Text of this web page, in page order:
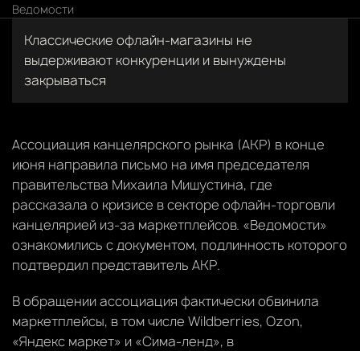
Ведомости
Классические офлайн-магазины не
выдерживают конкуренции и вынуждены
закрываться
Ассоциация канцелярского рынка (АКР) в конце
июня направила письмо на имя председателя
правительства Михаила Мишустина, где
рассказала о кризисе в секторе офлайн-торговли
канцелярией из-за маркетплейсов. «Ведомости»
ознакомились с документом, подлинность которого
подтвердил представитель АКР.
В обращении ассоциация фактически обвинила
маркетплейсы, в том числе Wildberries, Ozon,
«Яндекс маркет» и «Сима-ленд», в